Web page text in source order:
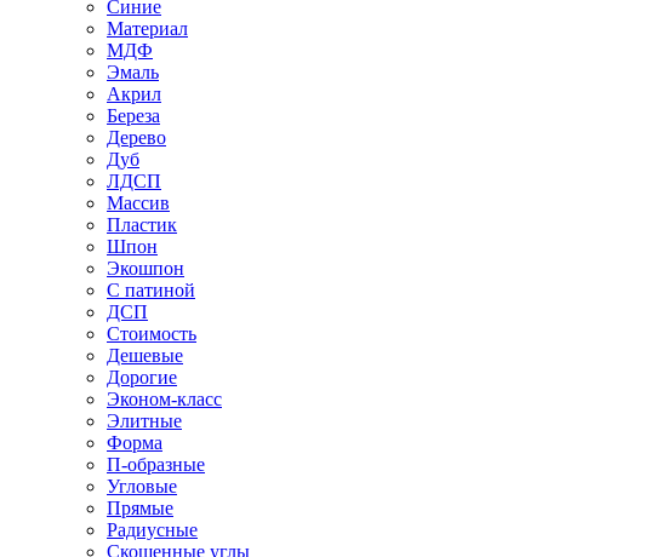
Синие
Материал
МДФ
Эмаль
Акрил
Береза
Дерево
Дуб
ЛДСП
Массив
Пластик
Шпон
Экошпон
С патиной
ДСП
Стоимость
Дешевые
Дорогие
Эконом-класс
Элитные
Форма
П-образные
Угловые
Прямые
Радиусные
Скошенные углы